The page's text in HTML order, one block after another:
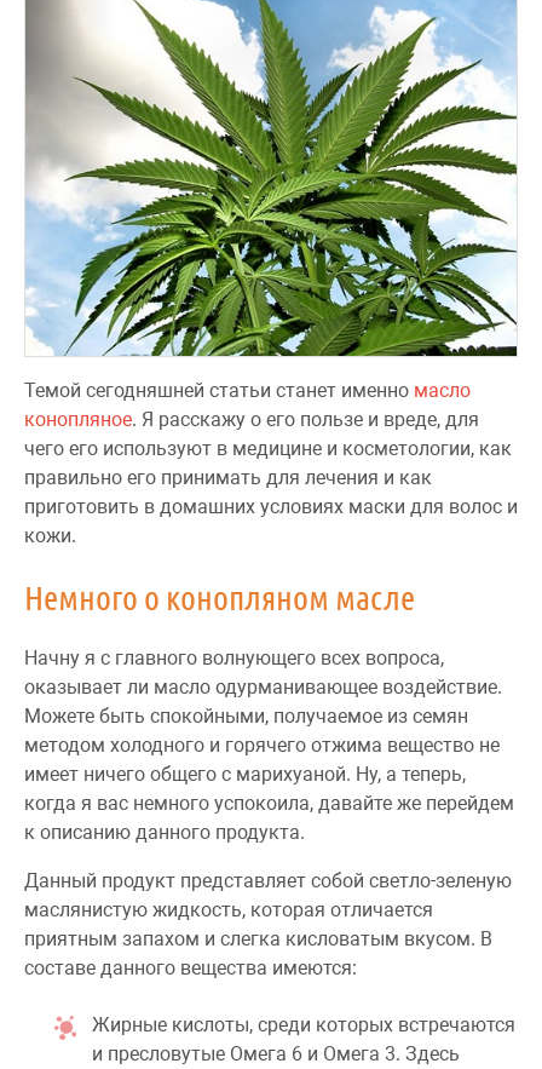
Темой сегодняшней статьи станет именно масло
конопляное. Я расскажу о его пользе и вреде, для
чего его используют в медицине и косметологии, как
правильно его принимать для лечения и как
приготовить в домашних условиях маски для волос и
кожи.
Немного о конопляном масле
Начну я с главного волнующего всех вопроса,
оказывает ли масло одурманивающее воздействие.
Можете быть спокойными, получаемое из семян
методом холодного и горячего отжима вещество не
имеет ничего общего с марихуаной. Ну, а теперь,
когда я вас немного успокоила, давайте же перейдем
к описанию данного продукта.
Данный продукт представляет собой светло-зеленую
маслянистую жидкость, которая отличается
приятным запахом и слегка кисловатым вкусом. В
составе данного вещества имеются:
Жирные кислоты, среди которых встречаются
и пресловутые Омега 6 и Омега 3. Здесь